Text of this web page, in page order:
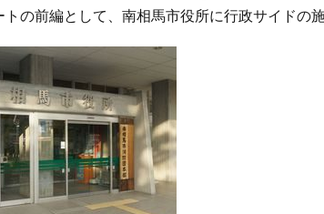
トの前編として、南相馬市役所に行政サイドの